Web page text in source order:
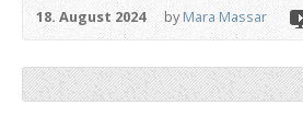
18. August 2024 byMara Massar